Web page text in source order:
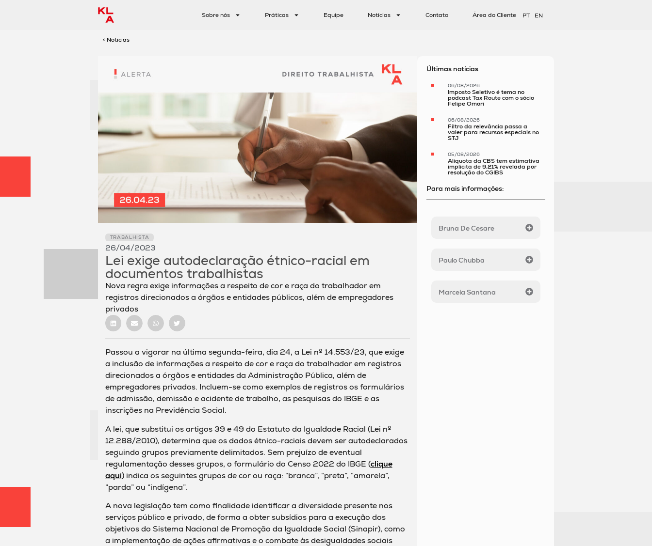
Sobre nós Práticas Equipe Notícias Contato Área do Cliente PT EN
< Notícias
TRABALHISTA
26/04/2023
Lei exige autodeclaração étnico-racial em
documentos trabalhistas
Nova regra exige informações a respeito de cor e raça do trabalhador em
registros direcionados a órgãos e entidades públicos, além de empregadores
privados
Passou a vigorar na última segunda-feira, dia 24, a Lei nº 14.553/23, que exige
a inclusão de informações a respeito de cor e raça do trabalhador em registros
direcionados a órgãos e entidades da Administração Pública, além de
empregadores privados. Incluem-se como exemplos de registros os formulários
de admissão, demissão e acidente de trabalho, as pesquisas do IBGE e as
inscrições na Previdência Social.
A lei, que substitui os artigos 39 e 49 do Estatuto da Igualdade Racial (Lei nº
12.288/2010), determina que os dados étnico-raciais devem ser autodeclarados
seguindo grupos previamente delimitados. Sem prejuízo de eventual
regulamentação desses grupos, o formulário do Censo 2022 do IBGE (clique
aqui) indica os seguintes grupos de cor ou raça: “branca”, “preta”, “amarela”,
“parda” ou “indígena”.
A nova legislação tem como finalidade identificar a diversidade presente nos
serviços público e privado, de forma a obter subsídios para a execução dos
objetivos do Sistema Nacional de Promoção da Igualdade Social (Sinapir), como
a implementação de ações afirmativas e o combate às desigualdades sociais
Últimas notícias
06/08/2026
Imposto Seletivo é tema no
podcast Tax Route com o sócio
Felipe Omori
06/08/2026
Filtro da relevância passa a
valer para recursos especiais no
STJ
05/08/2026
Alíquota da CBS tem estimativa
implícita de 9,21% revelada por
resolução do CGIBS
Para mais informações:
Bruna De Cesare
Paulo Chubba
Marcela Santana